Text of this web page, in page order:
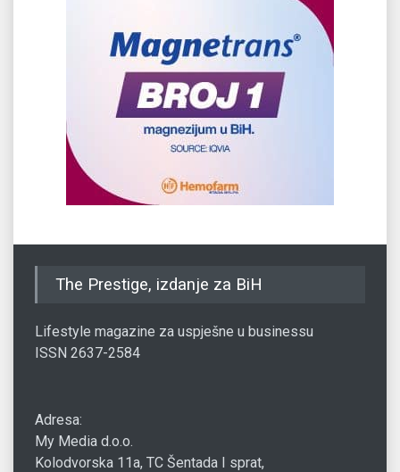
The Prestige, izdanje za BiH
Lifestyle magazine za uspješne u businessu
ISSN 2637-2584
Adresa:
My Media d.o.o.
Kolodvorska 11a, TC Šentada I sprat,